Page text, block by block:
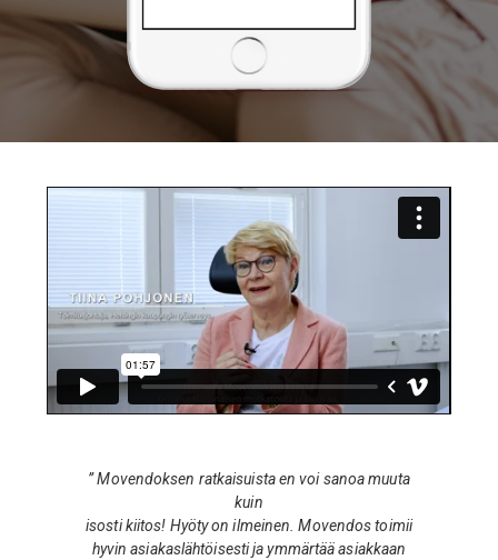
” Movendoksen ratkaisuista en voi sanoa muuta
kuin
isosti kiitos! Hyöty on ilmeinen. Movendos toimii
hyvin asiakaslähtöisesti ja ymmärtää asiakkaan